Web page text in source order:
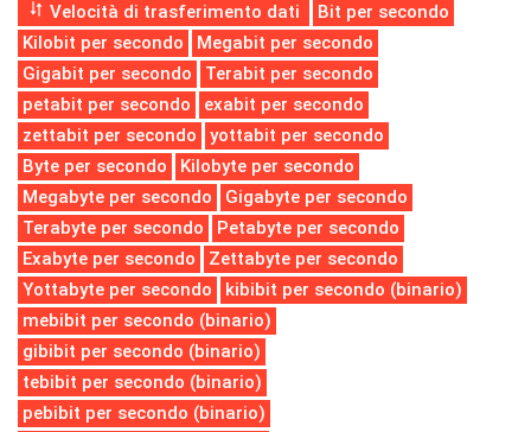
Velocità di trasferimento dati
Bit per secondo
Kilobit per secondo
Megabit per secondo
Gigabit per secondo
Terabit per secondo
petabit per secondo
exabit per secondo
zettabit per secondo
yottabit per secondo
Byte per secondo
Kilobyte per secondo
Megabyte per secondo
Gigabyte per secondo
Terabyte per secondo
Petabyte per secondo
Exabyte per secondo
Zettabyte per secondo
Yottabyte per secondo
kibibit per secondo (binario)
mebibit per secondo (binario)
gibibit per secondo (binario)
tebibit per secondo (binario)
pebibit per secondo (binario)